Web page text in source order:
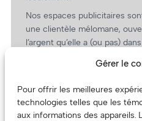
Gérer le
Pour offrir les meilleures
technologies telles que les
aux informations des appareils.
Nos espaces publicitaires
une clientèle mélomane,
l’argent qu’elle a (ou pas)
revient.
(Oui, on va avoir des tarifs